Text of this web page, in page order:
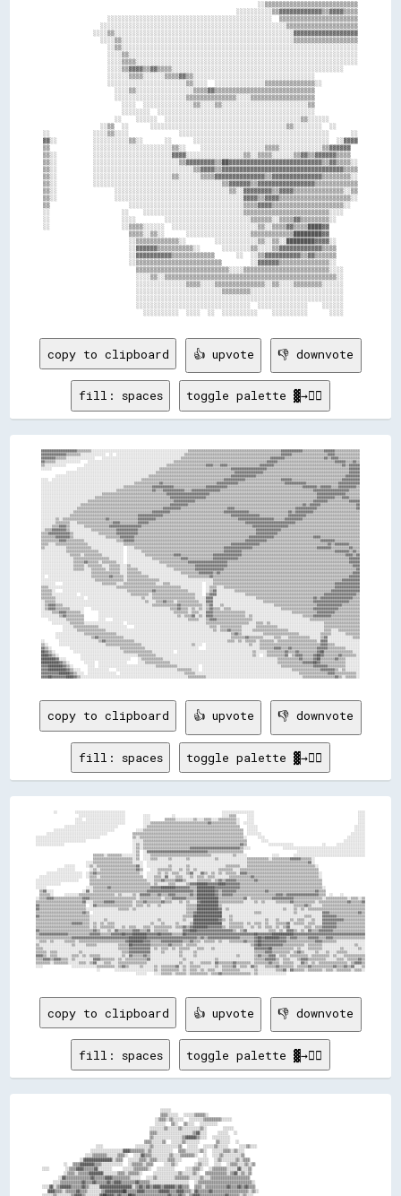
                                                            ░░▒▒▒▒▒▒▒▒▒▒▒▒▒▒▒▒▒▒▒▒▒▒▒▒▒▒
                                                      ░░░░░░░░░░▒▒▓▓▓▓▓▓▓▓▓▓▓▓▒▒▓▓▓▓▒▒▒▒
                  ░░░░░░░░░░░░░░░░░░░░░░░░░░░░░░░░░░░░░░░░░░░░░░  ▒▒▒▒▒▒▒▒▒▒▒▒▒▒▒▒▒▒▒▒▒▒
                ░░░░░░░░░░░░░░░░░░░░░░░░░░░░░░░░░░░░░░░░░░░░░░░░░░░░▒▒▒▒▒▒▒▒▒▒▒▒▒▒▒▒▒▒▒▒
              ░░░░▒▒░░░░░░░░░░░░░░░░░░░░░░░░░░░░░░░░░░░░░░░░░░░░░░░░░░▓▓▓▓▓▓▓▓▓▓▓▓▓▓▓▓▓▓
                ░░░░▒▒░░░░░░░░░░░░░░░░░░░░░░░░░░░░░░░░░░░░░░░░░░░░░░░░▒▒▒▒▒▒▒▒▒▒▒▒▒▒▒▒▒▒
                  ░░▒▒░░░░░░░░░░░░░░░░░░░░░░░░░░░░░░░░░░░░░░░░░░░░░░░░░░░░░░░░░░░░░░░░░░
                  ░░░░▒▒░░░░░░░░░░░░░░░░░░░░░░░░░░░░░░░░░░░░░░░░░░░░░░░░░░░░░░░░░░░░░░░░
                  ░░░░▒▒▒▒░░░░░░░░░░░░░░░░░░░░░░░░░░░░░░░░░░░░░░░░░░░░░░░░░░░░░░░░░░░░░░
                  ░░░░▒▒▓▓▓▓▒▒▓▓▒▒▒▒░░░░░░░░░░░░░░░░░░░░░░░░░░░░░░░░░░░░░░░░░░░░░░░░
                  ░░░░░░▒▒▒▒░░░░░░▒▒▒▒▓▓▒▒░░░░░░░░░░░░░░░░░░░░░░░░░░░░░░░░░░
                  ░░░░░░░░░░░░░░░░░░░░░░▒▒░░░░  ░░░░░░░░░░░░░░▒▒▒▒▒▒▒▒▒▒▒▒▒▒░░
                    ░░░░▒▒░░░░░░░░░░░░░░░░▒▒▒▒▓▓▒▒▒▒▒▒▒▒▒▒▒▒▒▒▒▒▒▒▒▒▒▒▒▒▒▒▒▒
                    ░░░░░░░░░░░░░░░░░░░░▒▒▒▒▒▒▒▒▒▒▒▒▒▒░░░░▒▒▒▒▒▒▒▒▒▒▒▒▒▒▒▒▒▒
                      ░░░░  ░░░░░░░░░░░░░░▒▒░░░░▒▒░░░░░░░░░░░░░░░░░░░░░░░░▒▒
                      ░░░░░░░░  ░░░░░░░░░░░░░░░░░░░░░░░░░░░░░░░░░░░░░░░░░░░░
                    ░░    ░░░░░░  ░░░░░░░░░░░░░░░░░░░░░░░░░░░░░░░░░░░░░░▒▒░░░░░░
                ░░▒▒  ░░      ░░░░░░░░░░░░░░░░░░░░░░░░░░░░░░░░░░░░░░▒▒░░░░░░░░  ░░
░░            ░░░░▒▒░░░░              ░░░░░░░░░░░░░░░░░░░░░░░░░░░░░░░░░░░░░░░░░░      ░░
▓▓░░          ░░░░░░░░░░▒▒░░      ░░      ░░░░░░░░░░░░░░░░░░░░░░░░░░░░░░░░░░░░░░  ░░▓▓▓▓
▒▒            ░░░░░░░░░░░░░░░░░░░░░░▒▒░░    ░░░░░░░░░░░░░░░░░░▒▒▒▒░░░░░░░░░░░░▒▒▓▓▓▓▓▓
▒▒░░          ░░░░░░░░░░░░░░░░░░░░░░▓▓▓▓░░░░░░░░░░░░░░░░▒▒░░▒▒▒▒░░░░░░▒▒▓▓▒▒▓▓▓▓▓▓▒▒▒▒
▒▒░░          ░░░░░░░░░░░░░░░░░░░░░░░░▒▒▓▓▓▓▓▓▓▓▒▒██▓▓▓▓▓▓▓▓▓▓▓▓▓▓▓▓▓▓▓▓▓▓▓▓▓▓▒▒▓▓▒▒▒▒░░
▒▒░░          ░░░░░░░░░░░░░░░░░░░░░░░░░░░░▒▒▓▓▓▓▒▒▓▓▓▓▓▓▓▓▓▓▓▓▓▓▓▓▓▓▓▓▓▓▓▓▓▓▓▓▓▓▓▓▓▓▒▒▒▒
▒▒░░          ░░░░░░░░░░░░░░░░░░░░░░▒▒░░░░░░▒▒▒▒▓▓▓▓▓▓▓▓▓▓▓▓▓▓▒▒▓▓▓▓▓▓▓▓▓▓▓▓▓▓▒▒▒▒▒▒▒▒░░
▒▒░░          ░░░░░░░░░░░░░░░░░░░░░░░░░░░░░░░░░░░░▒▒▓▓▓▓▓▓▒▒▓▓▓▓▓▓▓▓▓▓▓▓▓▓▓▓▒▒▒▒▒▒▒▒▒▒▒▒
▒▒░░                ░░░░░░░░░░░░░░░░░░░░░░░░░░░░░░░░▒▒░░▓▓▓▓▓▓▓▓▒▒▓▓▓▓▒▒▒▒▒▒▒▒▒▒▒▒▒▒░░▒▒
▒▒░░                ░░░░░░░░░░░░░░░░░░░░░░░░░░░░░░░░░░░░▓▓▓▓▒▒▓▓▓▓▒▒▒▒▒▒▒▒▒▒▒▒▒▒▒▒▒▒▒▒░░
▒▒                      ░░░░░░░░░░░░░░░░░░░░░░░░░░░░░░░░▒▒▒▒▓▓▓▓▒▒▒▒▒▒▒▒▒▒▒▒▒▒▒▒▒▒▒▒░░
░░                    ░░    ░░░░░░░░░░░░░░░░░░░░░░░░░░░░▒▒▒▒▒▒▒▒▒▒▒▒▒▒▒▒▒▒▒▒▒▒▒▒░░░░
░░                    ░░░░        ░░░░░░░░░░░░░░░░░░░░░░░░▒▒▒▒▒▒░░▒▒▒▒▓▓▒▒▒▒▒▒▒▒░░
░░                    ░░▒▒▒▒░░░░░░  ░░░░░░░░░░░░░░░░░░░░░░░░▒▒░░▒▒▒▒▓▓▒▒▒▒████▓▓
                        ▒▒▒▒░░▒▒░░      ░░░░░░░░░░░░░░░░░░▒▒▒▒▒▒▒▒▒▒▒▒████████▓▓
                        ░░▒▒▒▒▒▒▒▒▒▒▒▒░░        ░░░░░░░░░░░░▒▒░░▒▒░░████████▓▓▓▓░░
                        ░░▓▓▓▓▓▓▒▒▒▒▒▒▒▒▒▒░░      ░░░░░░░░▒▒░░░░▒▒▓▓▓▓▓▓▓▓▓▓▓▓▒▒▒▒
                        ░░▓▓▓▓▓▓▓▓▓▓▒▒▒▒▒▒▒▒▒▒▒▒      ░░  ░░▒▒▓▓▓▓▓▓▓▓▓▓▒▒▓▓▒▒▒▒▒▒
                        ░░▒▒▒▒▒▒▒▒▒▒▒▒▒▒▒▒▒▒▒▒▒▒▒▒        ░░▓▓▓▓▓▓▒▒▒▒▒▒▒▒▒▒▒▒▒▒░░
                          ▒▒▒▒▒▒▒▒▒▒▒▒▒▒▒▒▒▒▒▒▒▒▒▒▒▒░░░░▒▒▒▒▒▒▒▒▒▒▒▒▒▒▒▒▒▒▒▒▒▒▒▒░░░░
                          ░░░░▒▒░░▒▒▒▒▒▒▒▒▒▒▒▒▒▒▒▒▒▒▒▒▒▒▒▒▒▒▒▒▒▒▒▒▒▒▒▒▒▒▒▒▒▒▒▒▒▒▒▒░░
                          ░░░░░░░░░░░░░░▒▒▒▒░░░░▒▒▒▒▒▒▒▒▒▒▒▒▒▒░░▒▒░░░░▒▒▒▒▒▒▒▒░░░░░░
                          ░░░░░░░░░░░░░░░░░░░░░░░░▒▒▒▒▒▒▒▒░░░░░░░░░░░░░░░░░░░░░░░░░░
                          ░░░░░░░░░░░░░░░░░░░░░░░░░░░░░░░░░░░░░░░░░░░░░░░░░░░░░░░░░░
                          ░░░░░░░░░░░░░░░░░░░░░░░░░░░░░░░░  ░░░░░░░░░░░░░░    ░░░░░░
copy to clipboard 👍 upvote 👎 downvote
fill: spaces toggle palette ▓→✊🏽
▓▓▓▓▓▓▓▓▓▓▓▓▓▓▓▓▓▓▓▓▒▒▒▒▒▒▒▒░░░░░░░░░░░░░░░░░░░░░░░░░░░░░░░░░░░░░░░░░░░░░░░░░░░░░░▒▒▒▒▒▒▒▒▒▒▒▒▒▒▒▒▒▒▒▒▒▒▒▒▒▒▒▒▒▒▒▒▒▒▒▒▒▒▒▒▒▒▒▒▒▒▒▒▒▒▒▒▓▓▓▓▓▓▓▓▓▓▓▓▒▒▒▒▒▒▒▒▒▒▒▒▓▓▓▓▓▓▒▒▒▒▒▒▒▒▒▒▒▒▒▒
▓▓▓▓▓▓▓▓▓▓▓▓▓▓▒▒▒▒▒▒▒▒░░░░░░░░░░░░░░  ░░  ░░░░░░░░░░░░░░░░░░░░░░░░░░░░░░░░░░░░░░▒▒▒▒▒▒▒▒▒▒▒▒▒▒▒▒▒▒▒▒▒▒▒▒▒▒▒▒▒▒▒▒▒▒▒▒▒▒▒▒▒▒▒▒▒▒▒▒▒▒▒▒▒▒▓▓▓▓▓▓▒▒▒▒▒▒▒▒▒▒▒▒▒▒▒▒▒▒▒▒▓▓▓▓▒▒▒▒▒▒▒▒▒▒▒▒▒▒
▓▓▓▓▓▓▓▓▒▒▒▒▒▒░░░░░░░░░░░░░░░░    ░░░░░░░░░░░░░░░░░░░░░░░░░░░░░░░░░░░░░░░░░░░░▒▒▒▒▒▒▒▒▒▒▒▒▒▒▒▒▒▒▒▒▒▒▒▒▒▒▒▒▒▒▒▒▒▒▒▒▒▒▒▒▒▒▒▒▒▒▒▒▒▒▓▓▓▓▓▓▓▓▒▒▒▒▒▒▒▒▒▒▒▒▒▒▒▒▒▒▒▒▒▒▓▓▒▒▓▓▓▓▒▒▒▒▒▒▒▒▒▒▒▒
▓▓▒▒▒▒▒▒░░░░░░░░░░░░░░    ░░░░░░░░░░░░░░░░░░░░░░░░░░░░░░░░░░░░░░░░░░░░░░░░▒▒▒▒▒▒▒▒▒▒▒▒▒▒▒▒▒▒▒▒▒▒▒▒▒▒▒▒▒▒▒▒▒▒▒▒▒▒▒▒▒▒▒▒▒▒▒▒▒▒▒▒▓▓▓▓▓▓▒▒▒▒▒▒▒▒▒▒▒▒▒▒▒▒▒▒▒▒▒▒▒▒▒▒▒▒▒▒▒▒▓▓▓▓▓▓▒▒▒▒▓▓▒▒
▒▒░░░░░░░░░░░░          ░░░░░░░░░░░░░░░░░░░░░░░░░░░░░░░░░░░░░░░░░░░░░░▒▒▒▒▒▒▒▒▒▒▒▒▒▒▒▒▒▒▒▒▒▒▓▓▓▓▒▒▒▒▓▓▓▓▒▒▒▒▒▒▒▒▒▒▒▒▒▒▒▒▒▒▓▓▓▓▓▓▓▓▒▒▒▒▒▒▒▒▒▒▒▒▒▒▒▒▒▒▒▒▒▒▒▒▒▒▒▒▒▒▒▒▒▒▒▒▒▒▓▓▒▒▓▓▓▓▓▓
░░░░░░              ░░░░░░░░░░░░░░░░░░░░░░░░░░░░░░░░░░░░░░░░░░░░░░▒▒▒▒▒▒▒▒▒▒▒▒▒▒▒▒▒▒▒▒▒▒▒▒▒▒▒▒▒▒▒▒▒▒▒▒▒▒▒▒▓▓▓▓▓▓▓▓▓▓▓▓▓▓▓▓▓▓▓▓▒▒▒▒▒▒▒▒▒▒▒▒▒▒▒▒▒▒▒▒▒▒▒▒▒▒▒▒▒▒▒▒▒▒▒▒▒▒▒▒▒▒▒▒▒▒▓▓▓▓▓▓
              ░░░░░░░░░░░░░░░░░░░░░░░░░░░░░░░░░░░░░░░░░░░░░░░░░░▒▒▒▒▒▒▒▒▒▒▒▒▒▒▒▒▒▒▒▒▒▒▒▒▒▒▒▒▒▒▒▒▒▒▒▒▒▒▒▒▒▒▒▒▓▓▓▓▓▓▓▓▓▓▓▓▓▓▓▓▒▒▒▒▒▒▒▒▒▒▒▒▒▒▒▒▒▒▒▒▒▒▒▒▒▒▒▒▒▒▒▒▒▒▒▒▒▒▒▒▒▒▒▒▒▒▒▒▓▓▓▓▓▓
        ░░░░░░░░░░░░░░░░░░░░░░░░░░░░░░░░░░░░░░░░░░░░░░░░░░░░▒▒▒▒▒▒▒▒▒▒▒▒▒▒▒▒▒▒▒▒▒▒▒▒▒▒▒▒▒▒▒▒▒▒▒▒▒▒▒▒▒▒▒▒▒▒▓▓▓▓▓▓▓▓▓▓▓▓▓▓▒▒▒▒▒▒▒▒▒▒▒▒▒▒▒▒▒▒▒▒▒▒▒▒▒▒▒▒▒▒▒▒▒▒▒▒▒▒▒▒▒▒▒▒▒▒▒▒▒▒▓▓▓▓▓▓▓▓
░░░░  ░░░░░░░░░░░░░░░░░░░░░░░░░░░░░░░░░░░░░░░░░░░░░░░░░░▒▒▒▒▒▒▒▒▒▒▒▒▒▒▒▒▒▒▒▒▒▒▒▒▒▒▒▒▒▒▒▒▒▒▒▒▒▒▒▒▒▒▒▒▒▒▓▓▓▓▓▓▓▓▓▓▓▓▒▒▒▒▒▒▒▒▒▒▒▒▒▒▒▒▒▒▒▒▓▓▓▓▓▓▒▒▒▒▒▒▒▒▒▒▒▒▒▒▒▒▒▒▒▒▒▒▒▒▒▒▒▒▓▓▓▓▓▓▓▓▓▓
░░░░░░░░░░░░░░░░░░░░░░░░░░░░░░░░░░░░░░░░░░░░░░░░░░░░▒▒▒▒▒▒▒▒▒▒▒▒▒▒▓▓▒▒▒▒▒▒▒▒▒▒▒▒▒▒▒▒▒▒▒▒▒▒▒▒▒▒▒▒▒▒▓▓▓▓▓▓▓▓▓▓▓▓▒▒▒▒▒▒▒▒▒▒▒▒▒▒▒▒▒▒▒▒▒▒▒▒▒▒▓▓▓▓▓▓▓▓▓▓▓▓▒▒▒▒▒▒▒▒▒▒▒▒▒▒▒▒▒▒▓▓▓▓▓▓▓▓▓▓▓▓
░░░░░░░░░░░░░░░░░░░░░░░░░░░░░░░░░░░░░░░░░░░░░░▒▒▒▒▒▒▒▒▒▒▒▒▒▒▒▒▓▓▓▓▓▓▓▓▓▓▓▓▒▒▒▒▒▒▒▒▒▒▒▒▒▒▒▒▒▒▓▓▓▓▓▓▓▓▓▓▓▓▒▒▒▒▒▒▒▒▒▒▒▒▒▒▒▒▒▒▒▒▒▒▒▒▒▒▒▒▒▒▒▒▒▒▒▒▒▒▒▒▒▒▓▓▓▓▓▓▓▓▒▒▓▓▓▓▓▓▒▒▒▒▓▓▓▓▓▓▓▓▓▓▒▒
░░░░░░░░░░░░░░░░░░░░░░░░░░░░░░░░░░░░░░░░░░▒▒▒▒▒▒▒▒▒▒▒▒▒▒▒▒▒▒▒▒▓▓▒▒▒▒▓▓▓▓▓▓▓▓▓▓▓▓▒▒▒▒▓▓▓▓▓▓▓▓▓▓▓▓▓▓▓▓▒▒▒▒▒▒▒▒▒▒▒▒▒▒▒▒▒▒▒▒▒▒▒▒▒▒▒▒▒▒▒▒▒▒▒▒▒▒▒▒▒▒▒▒▒▒▒▒▒▒▒▒▓▓▓▓▓▓▓▓▓▓▓▓▓▓▓▓▓▓▓▓▒▒▒▒▒▒
░░░░░░░░░░░░░░░░░░░░░░░░░░░░░░░░░░▒▒▒▒▒▒▒▒▒▒▒▒▒▒▒▒▒▒▒▒▒▒▒▒▒▒▒▒▒▒▒▒▒▒▒▒▓▓▓▓▓▓▓▓▓▓▓▓▓▓▓▓▓▓▓▓▓▓▓▓▒▒▒▒▒▒▒▒▒▒▒▒▒▒▒▒▒▒▒▒▒▒▒▒▒▒▒▒▒▒▒▒▒▒▒▒▒▒▒▒▒▒▒▒▒▒▒▒▒▒▒▒▒▒▒▒▒▒▒▒▓▓▓▓▓▓▓▓▓▓▓▓▓▓▓▓▒▒▒▒▒▒▒▒
░░░░░░░░░░░░░░░░░░░░░░░░░░░░░░▒▒▒▒▒▒▒▒▒▒▒▒▒▒▒▒▒▒▒▒▒▒▒▒▒▒▒▒▒▒▒▒▒▒▒▒▒▒▒▒▒▒▓▓▓▓▓▓▓▓▓▓▓▓▓▓▓▓▓▓▓▓▒▒▒▒▒▒▒▒▒▒▒▒▒▒▒▒▒▒▒▒▒▒▒▒▒▒▒▒▒▒▒▒▒▒▒▒▒▒▒▒▒▒▒▒▒▒▒▒▒▒▒▒▒▒▒▒▒▒▒▒▒▒▓▓▓▓▓▓▓▓▓▓▒▒▒▒▓▓▓▓▒▒▒▒▒▒
░░░░░░░░░░░░░░░░░░░░░░░░░░▒▒▒▒▒▒▒▒▒▒▒▒▒▒▒▒▒▒▒▒▒▒▒▒▒▒▒▒▒▒▒▒▒▒▒▒▒▒▒▒▒▒▒▒▒▒▒▒▓▓▓▓▓▓▓▓▓▓▓▓▒▒▒▒▒▒▒▒▒▒▒▒▒▒▒▒▒▒▒▒▒▒▒▒▒▒▒▒▒▒▒▒▒▒▒▒▒▒▒▒▒▒▒▒▒▒▒▒▒▒▒▒▒▒▒▒▒▒▒▒▒▒▒▒▒▒▓▓▓▓▓▓▓▓▒▒▒▒▒▒▒▒▒▒▒▒▓▓▓▓▓▓
░░░░░░░░░░░░░░░░░░░░░░▒▒▒▒▒▒▒▒▒▒▒▒▒▒▒▒▒▒▒▒▒▒▒▒▒▒▒▒▒▒▒▒▒▒▒▒▒▒▒▒▒▒▒▒▒▒▒▒▒▒▓▓▓▓▓▓▓▓▓▓▒▒▒▒▒▒▒▒▒▒▒▒▒▒▒▒▒▒▒▒▒▒▒▒▒▒▒▒▒▒▒▒▒▒▒▒▒▒▒▒▒▒▒▒▒▒▒▒▒▒▒▒▒▒▒▒▒▒▒▒▒▒▒▒▓▓▒▒▓▓▓▓▓▓▒▒▒▒▒▒▒▒▒▒▒▒▒▒▒▒▒▒▒▒▓▓
░░░░░░░░░░░░░░░░░░░░▒▒▒▒▒▒▒▒▒▒▒▒▒▒▒▒▒▒▒▒▒▒▒▒▒▒▒▒▒▒▒▒▒▒▒▒▒▒▒▒▒▒▒▒▒▒▒▒▓▓▓▓▓▓▓▓▓▓▒▒▒▒▒▒▒▒▒▒▒▒▒▒▒▒▒▒▒▒▒▒▒▒▒▒▓▓▓▓▒▒▒▒▒▒▒▒▒▒▒▒▒▒▒▒▒▒▒▒▒▒▒▒▒▒▒▒▒▒▒▒▒▒▓▓▓▓▓▓▓▓▓▓▓▓▒▒▒▒▒▒▒▒▒▒▒▒▒▒▒▒▒▒▒▒▒▒▓▓
░░░░░░░░░░░░░░░░░░▒▒▒▒▒▒▒▒▒▒▒▒▒▒▒▒▒▒▒▒▒▒▒▒▒▒▒▒▒▒▒▒▒▒▒▒▒▒▒▒▒▒▒▒▓▓▓▓▓▓▓▓▓▓▒▒▒▒▒▒▒▒▒▒▒▒▒▒▒▒▒▒▒▒▒▒▒▒▒▒▒▒▒▒▓▓▓▓▓▓▓▓▓▓▓▓▓▓▒▒▒▒▒▒▒▒▒▒▒▒▒▒▒▒▒▒▒▒▒▒▓▓▒▒▓▓▓▓▓▓▓▓▓▓▒▒▒▒▒▒▒▒▒▒▒▒▒▒▒▒▒▒▒▒▒▒▒▒▒▒
░░░░░░░░░░░░░░░░▒▒▒▒▒▒▒▒▒▒▒▒▒▒▒▒▒▒▒▒▒▒▒▒▒▒▒▒▒▒▒▒▒▒▒▒▒▒▓▓▓▓▓▓▓▓▓▓▓▓▓▓▒▒▒▒▒▒▒▒▒▒▒▒▒▒▒▒▒▒▒▒▒▒▒▒▒▒▒▒▒▒▒▒▒▒▒▒▒▒▓▓▓▓▓▓▓▓▓▓▓▓▓▓▓▓▒▒▒▒▒▒▒▒▒▒▒▒▒▒▒▒▓▓▓▓▓▓▓▓▓▓▒▒▒▒▒▒▒▒▒▒▒▒▒▒▒▒▒▒▒▒▒▒▒▒▒▒▒▒▒▒
░░░░░░░░▒▒░░▒▒▒▒▒▒▒▒▒▒▒▒▒▒▒▒▒▒▒▒▒▒▒▒▓▓▒▒▒▒▒▒▒▒▒▒▒▒▒▒▒▒▓▓▓▓▓▓▓▓▓▓▒▒▒▒▒▒▒▒▒▒▒▒▒▒▒▒▒▒▒▒▒▒▒▒▒▒▒▒▒▒▒▒▒▒▒▒▒▒▒▒▒▒▒▒▒▒▓▓▓▓▓▓▓▓▓▓▓▓▓▓▓▓▓▓▓▓▒▒▒▒▒▒▓▓▓▓▓▓▓▓▓▓▒▒▒▒▒▒▒▒▒▒▒▒▒▒▒▒▒▒▒▒▒▒▒▒▒▒▒▒▒▒▒▒
░░░░░░░░▒▒▒▒▒▒▒▒░░░░▒▒▒▒▒▒▒▒▒▒▒▒▒▒▒▒▒▒▒▒▓▓▓▓▒▒▒▒▒▒▒▒▒▒▓▓▓▓▓▓▒▒▒▒▒▒▒▒▒▒▒▒▒▒▒▒▒▒▒▒▒▒▒▒▒▒▒▒▒▒▒▒▒▒▒▒▒▒▒▒▒▒▒▒▒▒▒▒▒▒▒▒▒▒▓▓▓▓▓▓▓▓▓▓▓▓▓▓▓▓▓▓▓▓▓▓▓▓▓▓▓▓▒▒▒▒▒▒▒▒▒▒▒▒▒▒▒▒▒▒▒▒▒▒▒▒▒▒▒▒▒▒▒▒▒▒▒▒
░░░░░░▒▒▒▒▓▓▓▓▒▒░░░░░░░░▒▒▒▒▒▒▒▒▒▒▒▒▒▒▓▓▓▓▓▓▓▓▓▓▓▓▓▓▓▓▓▓▒▒▒▒▒▒▒▒▒▒▒▒▒▒▒▒▒▒▒▒▒▒▒▒▒▒▒▒▒▒▒▒▒▒▒▒▒▒▒▒▒▒▒▒▒▒▒▒▒▒▒▒▒▒▒▒▒▒▒▒▒▒▓▓▓▓▓▓▓▓▓▓▓▓▓▓▓▓▓▓▓▓▒▒▒▒▒▒▒▒▒▒▒▒▒▒▒▒▒▒▒▒▒▒▒▒▒▒▒▒▒▒▒▒▒▒▒▒▒▒▒▒
░░▒▒▒▒▓▓▓▓▓▓▓▓▒▒░░░░░░░░░░░░▒▒▒▒▒▒▒▒▒▒▒▒▒▒▓▓▓▓▓▓▓▓▓▓▓▓▒▒▒▒▒▒▒▒▒▒▒▒▒▒▒▒▒▒▒▒▒▒▒▒▒▒▒▒▒▒▒▒▒▒▒▒▒▒▒▒▒▒▒▒▒▒▒▒▒▒▒▒▒▒▒▒▒▒▒▒▒▒▒▒▒▒▓▓▓▓▓▓▓▓▓▓▓▓▓▓▒▒▒▒▒▒▒▒▒▒▒▒▒▒▒▒▒▒▒▒▒▒▒▒▒▒▒▒▒▒▒▒▒▒▒▒▒▒▒▒▒▒▒▒
▒▒▒▒▓▓▓▓▓▓▓▓▓▓▓▓▒▒░░░░░░░░░░░░░░▒▒▒▒▒▒▒▒▒▒▓▓▓▓▓▓▓▓▓▓▓▓▒▒▒▒▒▒▒▒▒▒▒▒▒▒▒▒▒▒▒▒▒▒▒▒▒▒▒▒▒▒▒▒▒▒▒▒▒▒▒▒▒▒▒▒▒▒▒▒▒▒▒▒▒▒▒▒▒▒▒▒▒▒▒▒▒▒▓▓▓▓▓▓▓▓▓▓▓▓▒▒▒▒▒▒▒▒▒▒▒▒▒▒▒▒▒▒▒▒▒▒▒▒▒▒▒▒▒▒▒▒▒▒▒▒▒▒▒▒▒▒▒▒▒▒
▒▒▒▒▒▒▒▒▓▓▓▓▓▓▓▓▒▒░░░░░░░░░░░░░░░░░░▒▒▒▒▒▒▒▒▓▓▓▓▓▓▓▓▒▒▒▒▒▒▒▒▒▒▒▒▒▒▒▒▒▒▒▒▒▒▒▒▒▒▒▒▒▒▒▒▒▒▒▒▒▒▒▒▒▒▒▒▒▒▒▒▒▒▒▒▒▒▒▒▒▒▒▒▒▒▒▒▓▓▓▓▓▓▓▓▓▓▓▓▓▓▒▒▒▒▒▒▒▒▒▒▒▒▒▒▒▒▒▒▒▒▒▒▓▓▓▓▒▒▒▒▒▒▒▒▒▒▒▒▒▒▒▒▒▒▒▒▒▒
▒▒▒▒▒▒▒▒▒▒▓▓▓▓▒▒▒▒▒▒▒▒▒▒░░░░░░░░░░░░░░░░░░▒▒▒▒▓▓▓▓▓▓▒▒▒▒▒▒▒▒▒▒▒▒▒▒▒▒▒▒▒▒▒▒▒▒▒▒▒▒▒▒▒▒▒▒▒▒▒▒▒▒▒▒▒▒▒▒▒▒▒▒▒▒▒▒▒▒▒▒▒▒▒▒▓▓▓▓▓▓▓▓▓▓▓▓▒▒▒▒▒▒▒▒▒▒▒▒▒▒▒▒▒▒▒▒▒▒▒▒▒▒▒▒▒▒▓▓▓▓▓▓▓▓▒▒▒▒▒▒▒▒▒▒▒▒▒▒
▒▒▒▒░░░░▒▒▒▒▒▒▒▒▒▒▒▒▒▒▒▒▒▒░░░░░░░░░░░░░░░░░░░░▒▒▒▒▒▒▒▒▒▒▒▒▒▒▒▒▒▒▒▒▒▒▒▒▒▒▒▒▒▒▒▒▒▒▒▒▒▒▒▒▒▒▒▒▒▒▒▒▒▒▒▒▒▒▒▒▒▒▒▒▓▓▓▓▓▓▓▓▓▓▓▓▓▓▓▓▒▒▒▒▒▒▒▒▒▒▒▒▒▒▒▒▒▒▒▒▒▒▒▒▒▒▒▒▒▒▒▒▒▒▒▒▒▒▓▓▒▒▓▓▓▓▓▓▓▓▒▒▒▒▒▒
▒▒░░░░░░░░░░░░▒▒▒▒▒▒▒▒▒▒▒▒▒▒░░░░░░░░░░░░░░░░░░  ░░░░▒▒▒▒▒▒▒▒▒▒▒▒▒▒▒▒▒▒▒▒▒▒▒▒▒▒▒▒▒▒▒▒▒▒▒▒▒▒▒▒▒▒▒▒▒▒▒▒▒▒▓▓▓▓▓▓▓▓▓▓▓▓▓▓▓▓▒▒▒▒▒▒▒▒▒▒▒▒▒▒▒▒▒▒▒▒▒▒▒▒▒▒▒▒▒▒▒▒▒▒▒▒▓▓▓▓▓▓▓▓▒▒▒▒▒▒▒▒▒▒▓▓▒▒▒▒
░░░░░░░░░░░░░░▒▒▒▒▒▒▒▒▒▒▒▒▒▒▒▒▒▒░░░░░░░░░░░░░░  ░░░░░░░░▒▒▒▒▒▒▒▒▒▒▒▒▒▒▒▒▒▒▒▒▒▒▒▒▒▒▒▒▒▒▒▒▒▒▒▒▒▒▒▒▒▒▒▒▒▒▓▓▓▓▓▓▓▓▓▓▒▒▒▒▒▒▒▒▒▒▒▒▒▒▒▒▒▒▒▒▒▒▒▒▒▒▒▒▒▒▒▒▒▒▒▒▒▒▒▒▒▒▒▒▒▒▒▒▒▒▒▒▓▓▓▓▓▓▓▓▒▒▓▓▒▒
░░░░░░░░░░░░░░░░▒▒▒▒▒▒░░▒▒▒▒▒▒▒▒▒▒░░░░░░░░░░░░  ░░░░░░░░░░▒▒▒▒▒▒▒▒▒▒▒▒▒▒▒▒▓▓▓▓▒▒▒▒▒▒▒▒▒▒▒▒▒▒▒▒▒▒▓▓▓▓▓▓▓▓▓▓▓▓▓▓▓▓▒▒▒▒▒▒▒▒▒▒▒▒▒▒▒▒▒▒▒▒▒▒▒▒▒▒▒▒▒▒▒▒▒▒▒▒▒▒▒▒▒▒▒▒▒▒▒▒▒▒▒▒▒▒▒▒▒▒▓▓▓▓▒▒▓▓
░░░░░░░░░░░░░░░░░░▒▒▒▒▒▒▒▒▒▒▒▒▒▒▒▒▒▒▒▒░░░░░░░░  ░░░░░░░░░░░░░░▒▒▒▒▒▒▒▒▒▒▒▒▒▒▒▒▓▓▓▓▒▒▒▒▒▒▒▒▒▒▒▒▒▒▓▓▓▓▓▓▓▓▓▓▓▓▓▓▒▒▒▒▒▒▒▒▒▒▒▒▒▒▒▒▒▒▒▒▒▒▒▒▒▒▒▒▒▒▒▒▒▒▒▒▒▒▒▒▒▒▒▒▒▒▒▒▒▒▒▒▒▒▒▒▒▒▒▒▒▒▓▓▓▓▓▓
░░░░░░░░░░░░░░░░░░▒▒▒▒▒▒▓▓▒▒▒▒▒▒░░▒▒▒▒▒▒▒▒░░░░  ░░░░░░░░░░░░░░░░░░▒▒▒▒▒▒▒▒▒▒▒▒▒▒▒▒▓▓▓▓▓▓▓▓▓▓▓▓▓▓▓▓▓▓▓▓▓▓▒▒▒▒▒▒▒▒▒▒▒▒▒▒▒▒▒▒▒▒▒▒▒▒▒▒▒▒▒▒▒▒▒▒▒▒▒▒▒▒▒▒▒▒▒▒▒▒▒▒▒▒▒▒▒▒▒▒▒▒▒▒▒▒▒▒▒▒▓▓▓▓▓▓
░░░░░░░░░░░░░░░░░░▒▒▒▒▒▒░░▒▒▒▒▒▒▒▒░░░░▒▒▒▒▒▒░░░░▒▒░░░░░░░░░░░░░░░░░░░░▒▒▒▒▒▒▒▒▒▒▒▒▒▒▒▒▓▓▓▓▓▓▓▓▓▓▓▓▓▓▓▓▓▓▒▒▒▒▒▒▒▒▒▒▒▒▒▒▒▒▒▒▒▒▒▒▒▒▒▒▒▒▒▒▒▒▒▒▒▒▒▒▒▒▒▒▒▒▒▒▒▒▒▒▒▒▒▒▒▒▒▒▒▒▒▒▒▒▒▒▒▒▒▒▓▓▓▓
░░░░░░░░░░░░░░░░░░▒▒▒▒▒▒░░░░▒▒▒▒▒▒▒▒░░▒▒▒▒▒▒░░░░▒▒▒▒▒▒░░░░░░░░░░░░░░░░░░░░▒▒▒▒▒▒▒▒▒▒▒▒▓▓▓▓▓▓▓▓▓▓▓▓▓▓▓▓▒▒▒▒▒▒▒▒▒▒▒▒▒▒▒▒▒▒▒▒▒▒▒▒▒▒▒▒▒▒▒▒▒▒▒▒▒▒▒▒▒▒▒▒▒▒▒▒▒▒▒▒▒▒▒▒▒▒▒▒▒▒▒▒▒▒▒▒▒▒▒▒▒▒▓▓
░░░░░░░░░░░░░░░░░░░░░░░░░░░░▒▒▒▒▒▒▒▒▒▒▒▒▒▒▒▒░░░░▒▒▒▒▒▒▒▒░░░░░░░░░░░░░░░░░░░░░░▒▒▒▒▒▒▒▒▒▒▓▓▓▓▓▓▓▓▒▒▓▓▒▒▒▒▒▒▒▒▒▒▒▒▒▒▒▒▒▒▒▒▒▒▒▒▒▒▒▒▒▒▒▒▒▒▒▒▒▒▒▒▒▒▒▒▒▒▒▒▒▒▒▒▒▒▒▒▒▒▒▒▒▒▒▒▒▒▒▒▒▒▒▒▒▒▓▓▓▓
░░  ░░░░░░░░░░░░░░░░░░░░░░░░▒▒▒▒▒▒▒▒▒▒▓▓▒▒▒▒▒▒░░▒▒▒▒▒▒▒▒▒▒▒▒░░░░░░░░░░░░░░░░░░░░░░▒▒▒▒▒▒▒▒▒▒▒▒▓▓▒▒▒▒▒▒▒▒▒▒▒▒▒▒▒▒▒▒▒▒▒▒▒▒▒▒▒▒▒▒▒▒▒▒▒▒▒▒▒▒▒▒▒▒▒▒▒▒▒▒▒▒▒▒▒▒▒▒▒▒▒▒▒▒▒▒▒▒▒▒▒▒▒▒▒▒▓▓▓▓▓▓
░░░░░░░░░░░░░░░░░░░░░░░░░░░░░░▒▒▒▒▒▒▒▒▒▒▒▒▒▒▒▒░░▒▒▒▒▒▒▒▒▒▒▒▒▒▒▒▒▒▒░░░░░░░░░░░░░░░░░░░░░░░░░░░░░░▒▒▒▒▒▒▒▒▒▒▒▒▒▒▒▒▒▒▒▒▒▒▒▒▒▒▒▒▒▒▒▒▒▒▒▒▒▒▒▒▒▒▒▒▒▒▒▒▒▒▒▒▒▒▒▒▒▒▒▒▒▒▒▒▒▒▒▒▒▒▒▒▓▓▓▓▓▓▓▓▓▓
░░░░░░░░    ░░░░░░░░░░░░░░░░░░░░░░▒▒▒▒▒▒▒▒░░░░▒▒▒▒▒▒▒▒▒▒▒▒▒▒▒▒▒▒░░░░▒▒▒▒░░░░░░░░░░░░░░░░░░  ░░░░▒▒▒▒▒▒▒▒▒▒▒▒▒▒▒▒▒▒▒▒▒▒▒▒▒▒▒▒▒▒▒▒▒▒▒▒▒▒▒▒▒▒▒▒▒▒▒▒▒▒▒▒▒▒▒▒▒▒▒▒▒▒▒▒▒▒▒▒▓▓▓▓▓▓▓▓▓▓▓▓▓▓
▒▒▒▒░░░░░░░░░░░░░░░░░░░░░░░░░░░░░░░░░░░░░░▒▒▒▒▒▒▒▒▒▒▒▒▒▒▒▒▒▒▒▒▒▒▒▒▒▒▒▒▒▒▒▒▒▒▒▒░░░░░░░░░░░░  ░░▒▒▒▒░░░░▒▒▒▒▒▒▒▒▒▒▒▒▒▒▒▒▒▒▒▒▒▒▒▒▒▒▒▒▒▒▒▒▒▒▒▒▒▒▒▒▒▒▒▒▒▒▒▒▒▒▒▒▒▒▒▒▒▒▒▒▒▒▓▓▓▓▓▓▓▓▓▓▓▓▓▓
▒▒▒▒▒▒░░    ░░░░░░░░░░░░░░░░░░░░░░░░░░░░░░░░░░░░▒▒▒▒▒▒▒▒▒▒▒▒▒▒▓▓▒▒▒▒▒▒▒▒▒▒▒▒▒▒▒▒▒▒░░░░░░░░  ░░▒▒▓▓░░░░░░░░░░▒▒▒▒▒▒▒▒▒▒▒▒▒▒▒▒▒▒▒▒▒▒▒▒▒▒▒▒▒▒▒▒▒▒▒▒▒▒▒▒▒▒▒▒▒▒▒▒▒▒▒▒▒▒▓▓▓▓▓▓▓▓▓▓▓▓▓▓▓▓
▒▒▒▒▒▒░░░░░░░░░░░░░░  ░░░░░░░░░░░░░░░░░░░░░░░░░░░░▒▒▒▒▒▒▒▒▒▒░░▒▒▒▒▒▒▒▒▒▒▒▒▒▒▒▒▒▒▒▒▒▒▒▒░░░░  ▒▒▓▓▓▓░░░░░░░░░░░░░░░░▒▒▒▒▒▒▒▒▒▒▒▒▒▒▒▒▒▒▒▒▒▒▒▒▒▒▒▒▒▒▒▒▒▒▒▒▒▒▒▒▒▒▒▒▓▓▓▓▓▓▓▓▓▓▓▓▓▓▓▓▓▓▒▒
▒▒▒▒▒▒▒▒░░░░░░░░░░░░░░░░  ░░░░░░░░░░░░░░░░░░░░░░░░░░░░░░▒▒░░░░▒▒▒▒▒▒▒▒▒▒▒▒▒▒▒▒▒▒▒▒▒▒▒▒░░░░░░▓▓▓▓░░░░░░░░░░░░░░░░░░░░░░░░▒▒▒▒▒▒▒▒▒▒▒▒▒▒▒▒▒▒▒▒▒▒▒▒▒▒▒▒▒▒▒▒▓▓▒▒▓▓▓▓▓▓▓▓▓▓▓▓▓▓▓▓▓▓▒▒▒▒
░░▒▒▒▒▒▒░░░░░░░░░░░░░░░░░░░░░░░░░░░░░░░░░░░░░░░░░░░░░░░░░░▒▒░░░░▒▒▒▒▓▓▒▒▒▒░░▒▒▒▒▒▒▒▒▒▒▒▒░░░░▓▓▓▓░░░░░░░░░░░░░░░░░░░░░░░░░░░░▒▒▒▒▒▒▒▒▒▒▒▒▒▒▒▒▒▒▒▒▒▒▒▒▒▒▒▒▓▓▓▓▓▓▓▓▓▓▓▓▓▓▓▓▓▓▓▓▒▒▒▒▒▒
░░▒▒▓▓▓▓▒▒▒▒░░░░░░░░░░░░░░░░░░░░░░░░░░░░░░░░░░░░░░░░░░░░░░░░░░▒▒▒▒▒▒▒▒▒▒▒▒▒▒▓▓▒▒▒▒▒▒▒▒▒▒▒▒░░▒▒▓▓░░░░▒▒░░░░░░░░░░░░░░░░░░░░░░░░░░░░▒▒▒▒▒▒▒▒▒▒▒▒▒▒▒▒▒▒▒▒▒▒▒▒▓▓▓▓▓▓▓▓▓▓▓▓▓▓▒▒▒▒▒▒▒▒▒▒
░░▒▒▓▓▓▓▒▒▒▒▒▒▒▒░░░░░░░░    ░░░░░░░░░░░░░░░░░░░░░░░░░░░░░░░░░░░░░░░░░░░░▒▒▒▒▓▓▒▒▒▒░░▒▒░░▒▒░░▒▒▓▓▒▒▒▒░░▒▒▒▒░░░░░░░░░░░░░░░░░░░░░░░░░░░░▒▒▒▒▒▒▒▒▒▒▒▒▒▒▒▒▒▒▓▓▓▓▓▓▓▓▓▓▓▓▓▓▒▒▒▒▒▒▒▒▒▒▒▒
░░░░░░▒▒▒▒▓▓▓▓▒▒▒▒▒▒▒▒░░        ░░░░░░░░░░░░░░░░░░░░░░░░░░░░░░░░░░░░░░░░░░▒▒▒▒▒▒▒▒░░▒▒▒▒░░░░▓▓▓▓▒▒▒▒▒▒▒▒▒▒▒▒▒▒▒▒▒▒░░░░░░░░░░░░░░░░░░░░░░░░░░▒▒▒▒▒▒▒▒▒▒▒▒▒▒▓▓▓▓▓▓▓▓▓▓▒▒▒▒▒▒▒▒▒▒▒▒▒▒
░░░░░░░░░░▒▒▓▓▒▒▒▒▒▒▒▒▒▒        ░░░░░░░░░░░░░░░░░░░░░░░░░░░░░░░░░░░░░░░░░░░░▒▒░░▒▒▒▒▓▓░░▒▒░░▓▓▓▓▒▒▒▒▒▒▒▒▒▒▒▒▒▒▒▒▒▒░░▒▒░░░░░░░░░░░░░░░░░░░░░░░░░░░░▒▒▒▒▒▒▓▓▓▓▓▓▓▓▓▓▒▒▒▒▒▒▒▒▒▒▒▒▒▒▒▒
    ░░░░░░░░░░▒▒▒▒▒▒▒▒▒▒        ░░░░    ░░░░░░░░░░░░░░░░░░░░░░░░░░░░░░░░░░░░░░░░░░▒▒▒▒▒▒░░░░▒▒▓▓▓▓▒▒▒▒▒▒▒▒▒▒▒▒▒▒▒▒▒▒▒▒░░░░░░░░░░░░░░░░░░░░░░░░░░░░░░░░▒▒▒▒▒▒▒▒▒▒▒▒▒▒▒▒▒▒▒▒▒▒▒▒▒▒▒▒
      ░░░░░░░░░░▒▒▒▒▒▒▒▒░░░░░░░░░░░░░░░░░░░░░░  ░░░░░░░░░░░░░░░░░░░░░░░░░░░░░░░░░░░░░░░░░░░░▒▒▒▒▒▒▒▒▒▒▒▒▒▒▒▒▒▒▒▒▒▒▒▒░░░░▒▒▒▒░░▒▒░░░░░░░░░░░░░░░░░░░░░░░░░░░░░░▒▒▒▒▒▒▒▒▒▒▒▒▒▒▒▒▒▒▒▒
            ░░░░░░▒▒▒▒▒▒▒▒▒▒▒▒▒▒░░░░░░░░░░░░░░░░    ░░░░░░░░░░░░░░░░░░░░░░░░░░░░░░░░░░░░░░░░░░▒▒▒▒░░▒▒▒▒▒▒▒▒▒▒▒▒░░░░░░░░▒▒▒▒▒▒▒▒▒▒▒▒░░░░░░░░░░░░░░░░░░░░░░░░░░▒▒▒▒▒▒▒▒▒▒▒▒▒▒▒▒▒▒▒▒
            ░░░░░░░░▒▒▒▒▒▒▒▒▒▒▒▒▒▒▒▒░░░░░░░░░░░░░░░░░░░░░░░░░░░░░░░░░░░░░░░░░░░░░░░░░░░░░░░░░░░░▒▒░░▒▒▒▒▓▓▒▒▒▒▒▒░░░░░░▒▒▒▒▒▒▒▒▒▒▒▒▒▒▒▒▒▒▒▒░░░░░░░░░░░░░░░░░░░░▒▒▒▒░░░░▒▒▒▒▒▒▒▒▒▒▒▒
        ░░░░░░░░░░░░░░░░▒▒▒▒▒▒▒▒▒▒▒▒▒▒▒▒▒▒░░░░░░░░░░░░░░░░░░░░░░░░░░░░░░░░░░░░░░░░░░░░░░░░░░░░░░░░░░░░░░░░▒▒▓▓▒▒░░░░░░░░░░░░▒▒▒▒▒▒▒▒▒▒▒▒▒▒▒▒▒▒▒▒░░░░░░░░░░░░▒▒▒▒▒▒░░░░░░░░▒▒▒▒▒▒▒▒
        ░░░░░░░░░░░░░░░░░░░░▒▒▓▓▒▒▒▒▒▒▒▒▒▒▒▒▒▒░░░░░░░░░░░░░░░░░░░░░░░░░░░░░░░░░░░░░░░░░░░░░░░░░░░░░░░░░░░░▒▒▒▒▒▒▒▒▓▓▒▒▒▒▒▒▒▒░░░░░░▒▒▒▒░░░░▒▒▒▒▒▒▒▒▒▒▒▒░░░░░░▒▒▓▓░░░░░░░░░░░░░░▒▒▒▒
░░        ░░░░░░░░░░░░░░░░░░░░░░▒▒▓▓▒▒▒▒▒▒▒▒▒▒▒▒▒▒▒▒░░░░░░░░░░░░░░░░░░░░░░░░░░░░░░░░░░░░░░░░░░░░░░░░░░░░▒▒▒▒░░▒▒░░▒▒▒▒▒▒░░▒▒▒▒▒▒▒▒░░▒▒▒▒▒▒▒▒▒▒▒▒▒▒▒▒▒▒▒▒▒▒░░▓▓▓▓░░░░░░░░░░░░░░░░░░
▒▒░░      ░░░░░░░░░░░░░░░░░░░░░░░░░░▒▒▒▒▒▒▒▒▒▒▒▒▒▒▒▒▒▒▒▒░░░░░░░░░░░░░░░░░░░░░░░░░░░░▒▒░░░░  ░░░░░░░░░░░░░░░░░░░░░░░░▒▒░░░░▒▒▒▒▒▒▒▒▒▒▒▒▒▒▒▒▒▒▒▒▒▒▒▒▒▒▒▒▒▒▒▒▒▒▓▓▓▓▒▒▒▒░░░░░░░░░░░░░░
▓▓▒▒░░          ░░░░░░░░░░░░░░░░░░░░░░░░░░░░▒▒▒▒▒▒▒▒▒▒▒▒▒▒░░░░░░░░░░░░░░░░░░░░░░░░░░░░░░    ░░░░░░░░░░░░░░░░░░░░░░░░░░░░░░▒▒▒▒▒▒▒▒▓▓▓▓▒▒▒▒▓▓▒▒▒▒▒▒▒▒▒▒▒▒▒▒▓
copy to clipboard 👍 upvote 👎 downvote
fill: spaces toggle palette ▓→✊🏽
copy to clipboard 👍 upvote 👎 downvote
fill: spaces toggle palette ▓→✊🏽
                                            ▒▒▒▒░░░░░░  ░░░░░░▒▒▒▒▒▒░░
                                          ░░▒▒▒▒░░▒▒░░░░░░  ░░░░░░░░▒▒▒▒▒▒▒▒▒▒░░░░░░
                                          ░░░░░░  ▒▒░░  ▒▒░░░░  ░░░░░░░░░░
                                        ░░░░░░░░▒▒░░░░░░▒▒░░░░░░░░░░▒▒░░      ░░░░░░
                                        ▒▒▒▒░░░░░░░░░░░░░░░░░░░░▒▒▓▓░░░░    ░░░░░░  ░░
                                        ▒▒░░░░░░░░░░░░░░░░▒▒▓▓▓▓▓▓▒▒░░░░  ░░░░░░░░░░
                                      ▒▒▒▒░░░░░░▒▒  ░░░░░░▒▒░░░░░░░░      ▒▒░░░░░░  ░░
                    ░░░░            ░░░░░░░░▒▒░░░░░░░░░░░░░░▒▒  ░░░░░░  ░░░░░░▒▒░░░░░░    ░░░░▒▒░░░░
                  ░░░░░░░░░░░░░░░░░░▓▓▓▓▒▒▒▒▒▒▒▒░░▒▒░░░░░░░░░░░░  ▒▒▒▒░░░░░░░░▒▒░░  ░░░░░░▒▒▒▒░░▒▒░░░░
                ░░░░▒▒▒▒▒▒▒▒░░░░░░▒▒▒▒░░  ░░░░▓▓▒▒▒▒░░░░░░░░░░▒▒░░░░▒▒▒▒▒▒▒▒░░  ░░  ░░░░▒▒░░░░░░░░░░▒▒
              ░░▓▓▓▓▓▓▓▓▓▓▓▓▓▓▓▓░░▒▒▒▒  ░░░░░░▒▒▒▒░░▒▒▒▒░░░░░░▒▒▒▒░░░░      ░░░░░░  ░░▒▒░░░░░░░░▒▒░░▒▒▒▒
        ░░  ▒▒▒▒▓▓▓▓▓▓▓▓▒▒▒▒░░░░░░░░░░░░  ░░▒▒▒▒▒▒░░▒▒▒▒    ░░░░▒▒░░      ░░▒▒░░░░  ░░░░  ░░▒▒▒▒░░░░▒▒░░▒▒
░░░░      ░░▒▒▒▒▓▓▓▓▒▒▒▒▒▒▓▓░░░░░░░░    ░░░░░░▒▒▒▒▒▒▒▒░░  ░░░░░░░░░░    ░░░░▒▒▒▒░░  ░░▒▒▒▒▒▒▒▒░░░░░░▓▓░░░░▒▒
        ░░▒▒▒▒░░▒▒▒▒▒▒▓▓▓▓▓▓▓▓░░░░░░░░▒▒▒▒░░▒▒▒▒▒▒░░    ░░░░░░░░░░░░░░▒▒░░░░░░▒▒░░  ▒▒▒▒▒▒▒▒▒▒▒▒░░▒▒▓▓░░▒▒░░▒▒
      ░░▓▓▒▒▒▒▒▒▒▒▒▒▒▒▒▒▓▓▒▒▒▒▒▒▓▓▓▓▒▒▒▒▒▒▒▒▒▒░░░░░░  ░░░░▒▒░░░░░░░░░░▒▒▒▒▒▒▒▒░░░░░░▒▒░░░░▒▒▒▒▒▒▒▒▒▒▒▒▒▒▒▒▒▒▒▒▒▒
    ░░░░▒▒▒▒▒▒▒▒▒▒▒▒▓▓▒▒▒▒▓▓▒▒▒▒▒▒▓▓▒▒▓▓▓▓▒▒▒▒▒▒▒▒▓▓▒▒▒▒▒▒░░░░░░░░░░░░░░░░░░░░░░  ░░▒▒▒▒▒▒▒▒▒▒▒▒▒▒▒▒▒▒▒▒▒▒▒▒▒▒▒▒▒▒░░
░░░░▓▓░░▒▒▓▓▓▓▓▓▒▒▒▒▒▒▓▓▒▒░░░░░░▓▓▓▓▓▓▓▓▓▓▓▓▓▓▓▓▓▓░░▒▒▓▓▒▒▓▓▒▒▓▓▓▓▒▒▓▓▓▓▓▓▒▒▓▓▒▒▒▒  ▒▒▒▒░░▒▒▒▒▒▒▒▒▒▒▒▒▓▓▒▒▒▒▓▓▒▒▓▓▒▒▒▒
  ▓▓▓▓▒▒▒▒░░▒▒▒▒▒▒▓▓▒▒▒▒░░░░░░░░▒▒▓▓▓▓▓▓▓▓▓▓██▒▒▒▒▒▒▓▓▓▓▒▒▒▒▒▒▒▒▓▓▓▓▓▓▒▒▒▒▓▓▓▓▒▒▒▒░░▓▓▒▒▒▒▒▒▓▓▒▒▒▒▒▒▒▒▒▒▒▒▒▒▒▒▒▒▒▒░░▒▒░░